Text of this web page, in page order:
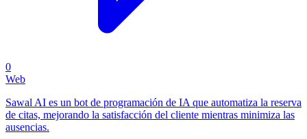
0
Web
Sawal AI es un bot de programación de IA que automatiza la reserva
de citas, mejorando la satisfacción del cliente mientras minimiza las
ausencias.